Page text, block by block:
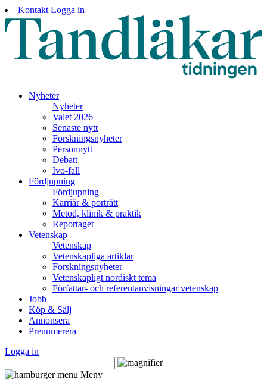
Kontakt Logga in
Nyheter
Nyheter
Valet 2026
Senaste nytt
Forskningsnyheter
Personnytt
Debatt
Ivo-fall
Fördjupning
Fördjupning
Karriär & porträtt
Metod, klinik & praktik
Reportaget
Vetenskap
Vetenskap
Vetenskapliga artiklar
Forskningsnyheter
Vetenskapligt nordiskt tema
Författar- och referentanvisningar vetenskap
Jobb
Köp & Sälj
Annonsera
Prenumerera
Logga in
Meny